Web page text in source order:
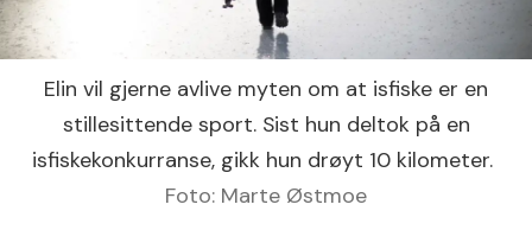
Elin vil gjerne avlive myten om at isfiske er en
stillesittende sport. Sist hun deltok på en
isfiskekonkurranse, gikk hun drøyt 10 kilometer.
Foto: Marte Østmoe